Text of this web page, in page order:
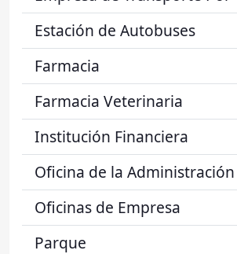
Estación de Autobuses
Farmacia
Farmacia Veterinaria
Institución Financiera
Oficina de la Administración
Oficinas de Empresa
Parque